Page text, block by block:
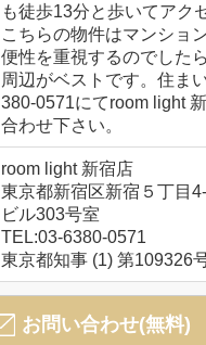
も徒歩13分と歩いてアク
こちらの物件はマンショ
便性を重視するのでした
周辺がベストです。住ま
380-0571にてroom light
合わせ下さい。
room light 新宿店
東京都新宿区新宿５丁目
ビル303号室
TEL:03-6380-0571
東京都知事 (1) 第109326
お問い合わせ(無料)